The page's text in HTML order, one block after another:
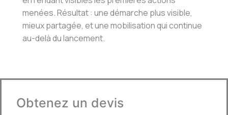
menées. Résultat : une démarche plus visible,
mieux partagée, et une mobilisation qui continue
au-delà du lancement.
Obtenez un devis